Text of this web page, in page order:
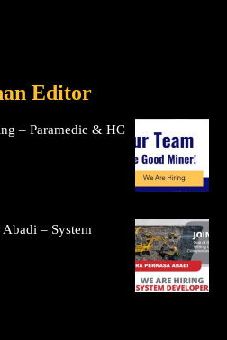
Editor
– Paramedic & HC
– System